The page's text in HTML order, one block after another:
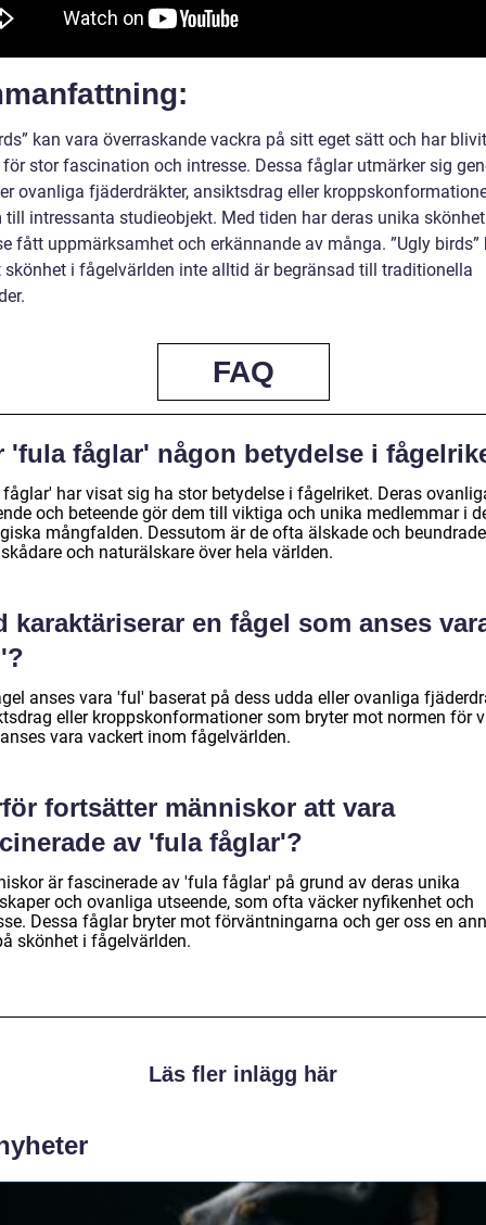
kan vara överraskande vackra på sitt eget sätt och har blivit
stor fascination och intresse. Dessa fåglar utmärker sig
ovanliga fjäderdräkter, ansiktsdrag eller
till intressanta studieobjekt. Med tiden har deras unika
fått uppmärksamhet och erkännande av många. ”Ugly birds”
i fågelvärlden inte alltid är begränsad till traditionella
FAQ
'fula fåglar' någon betydelse i
har visat sig ha stor betydelse i fågelriket. Deras
och beteende gör dem till viktiga och unika medlemmar i
mångfalden. Dessutom är de ofta älskade och
och naturälskare över hela världen.
karaktäriserar en fågel som anses
anses vara 'ful' baserat på dess udda eller ovanliga
eller kroppskonformationer som bryter mot normen för
vara vackert inom fågelvärlden.
fortsätter människor att vara
av 'fula fåglar'?
är fascinerade av 'fula fåglar' på grund av deras unika
och ovanliga utseende, som ofta väcker nyfikenhet och
Dessa fåglar bryter mot förväntningarna och ger oss en
skönhet i fågelvärlden.
Läs fler inlägg här